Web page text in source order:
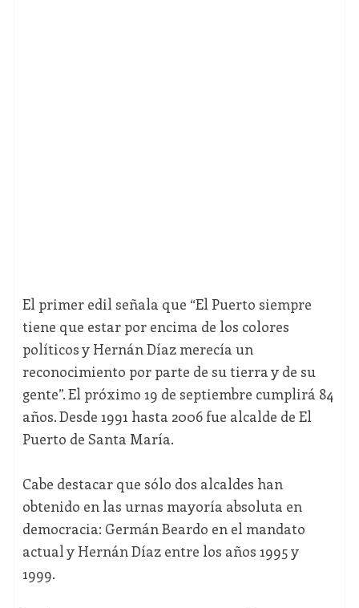
El primer edil señala que “El Puerto siempre
tiene que estar por encima de los colores
políticos y Hernán Díaz merecía un
reconocimiento por parte de su tierra y de su
gente”. El próximo 19 de septiembre cumplirá 84
años. Desde 1991 hasta 2006 fue alcalde de El
Puerto de Santa María.
Cabe destacar que sólo dos alcaldes han
obtenido en las urnas mayoría absoluta en
democracia: Germán Beardo en el mandato
actual y Hernán Díaz entre los años 1995 y
1999.